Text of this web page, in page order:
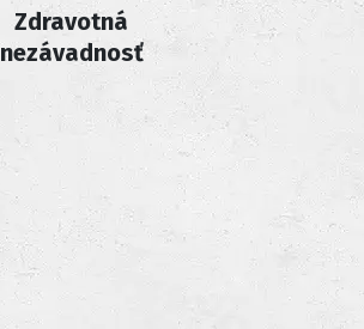
Zdravotná
nezávadnosť